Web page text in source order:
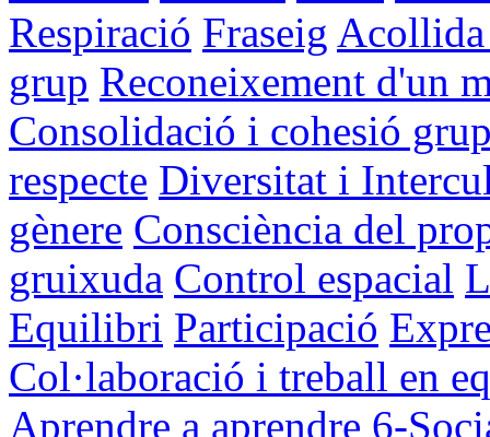
Respiració Fraseig
grup Reconeixement d'un
Consolidació i cohesió
respecte Diversitat i
gènere Consciència del
gruixuda Control espacial
Equilibri Participació
Col·laboració i treball en
Aprendre a aprendre 6-